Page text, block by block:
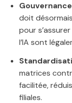
doit
pour
l’IA sont
matrices
facilitée,
filiales.